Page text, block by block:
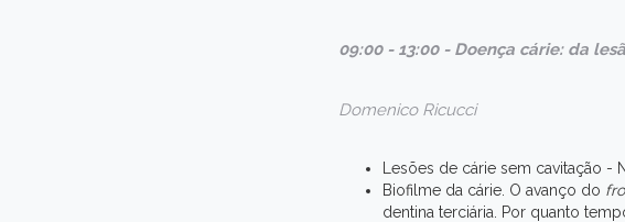
09:00 - 13:00 - Doença cárie: da
Domenico Ricucci
Lesões de cárie sem cavitação -
Biofilme da cárie. O avanço do
dentina terciária. Por quanto